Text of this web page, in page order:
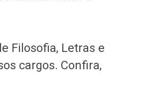
Filosofia, Letras e
cargos. Confira,